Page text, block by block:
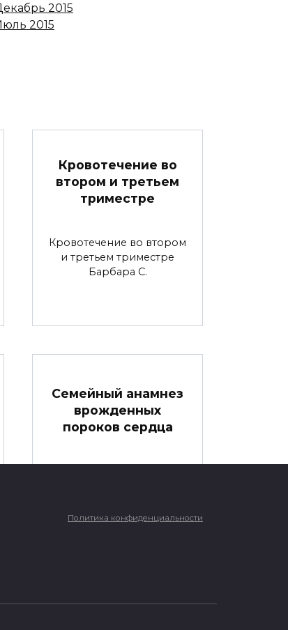
2015
2015
Кровотечение во
втором и третьем
триместре
Кровотечение во втором
и третьем триместре
Барбара С.
Семейный анамнез
врожденных
пороков сердца
Политика конфиденциальности